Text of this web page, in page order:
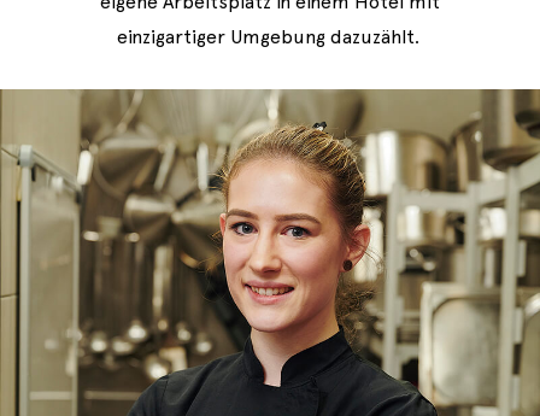
einzigartiger Umgebung dazuzählt.